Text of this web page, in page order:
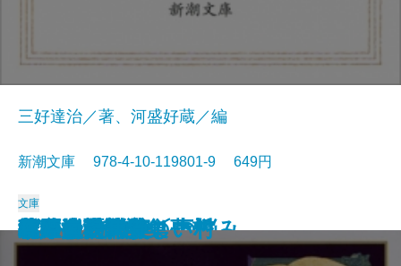
孤独な散歩者の夢想
ゲーテ詩集
脂肪の塊・テリエ館
パルムの僧院〔下〕
巴里の憂鬱
若きウェルテルの悩み
ハイネ詩集
女の一生
パルムの僧院〔上〕
三好達治詩集
三好達治／著、河盛好蔵／編
新潮文庫 978-4-10-119801-9 649円
文庫
バイロン詩集
春琴抄
風立ちぬ・美しい村
ヴィヨンの妻
北原白秋詩集
萩原朔太郎詩集
ヘッセ詩集
春の嵐
椿姫
春